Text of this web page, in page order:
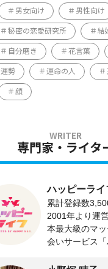
男女向け 男性向け
秘密の恋愛研究所 結
自分磨き 花言葉
運勢 運命の人
顔
専門家・ライタ
ハッピーライ
累計登録数
2001年より運
本最大級のマ
会いサービス「